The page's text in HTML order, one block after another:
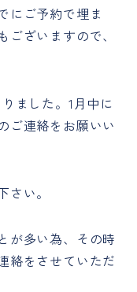
にご予約で埋ま
ざいますので、
ました。1月中に
ご連絡をお願いい
い。
が多い為、その時
絡をさせていただ